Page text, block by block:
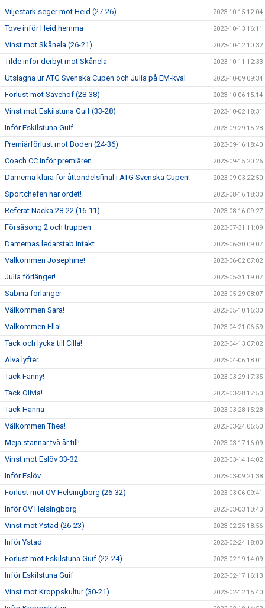
Viljestark seger mot Heid (27-26) 2023-10-15 12:04
Tove inför Heid hemma 2023-10-13 16:11
Vinst mot Skånela (26-21) 2023-10-12 10:32
Tilde inför derbyt mot Skånela 2023-10-11 12:33
Utslagna ur ATG Svenska Cupen och Julia på EM-kval 2023-10-09 09:34
Förlust mot Sävehof (28-38) 2023-10-06 15:14
Vinst mot Eskilstuna Guif (33-28) 2023-10-02 18:31
Inför Eskilstuna Guif 2023-09-29 15:28
Premiärförlust mot Boden (24-36) 2023-09-16 18:40
Coach CC inför premiären 2023-09-15 20:26
Damerna klara för åttondelsfinal i ATG Svenska Cupen! 2023-09-03 22:50
Sportchefen har ordet! 2023-08-16 18:30
Referat Nacka 28-22 (16-11) 2023-08-16 09:27
Försäsong 2 och truppen 2023-07-31 11:09
Damernas ledarstab intakt 2023-06-30 09:07
Välkommen Josephine! 2023-06-02 07:02
Julia förlänger! 2023-05-31 19:07
Sabina förlänger 2023-05-29 08:07
Välkommen Sara! 2023-05-10 16:30
Välkommen Ella! 2023-04-21 06:59
Tack och lycka till Cilla! 2023-04-13 07:02
Alva lyfter 2023-04-06 18:01
Tack Fanny! 2023-03-29 17:35
Tack Olivia! 2023-03-28 17:50
Tack Hanna 2023-03-28 15:28
Välkommen Thea! 2023-03-24 06:50
Meja stannar två år till! 2023-03-17 16:09
Vinst mot Eslöv 33-32 2023-03-14 14:02
Inför Eslöv 2023-03-09 21:38
Förlust mot OV Helsingborg (26-32) 2023-03-06 09:41
Inför OV Helsingborg 2023-03-03 10:40
Vinst mot Ystad (26-23) 2023-02-25 18:56
Inför Ystad 2023-02-24 18:00
Förlust mot Eskilstuna Guif (22-24) 2023-02-19 14:09
Inför Eskilstuna Guif 2023-02-17 16:13
Vinst mot Kroppskultur (30-21) 2023-02-12 15:40